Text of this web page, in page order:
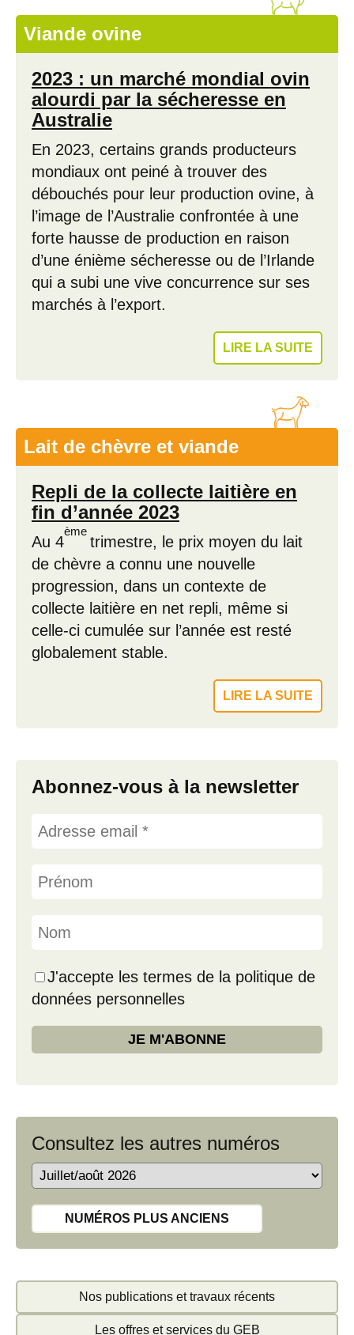
Viande ovine
2023 : un marché mondial ovin
alourdi par la sécheresse en
Australie
En 2023, certains grands producteurs
mondiaux ont peiné à trouver des
débouchés pour leur production ovine, à
l’image de l’Australie confrontée à une
forte hausse de production en raison
d’une énième sécheresse ou de l’Irlande
qui a subi une vive concurrence sur ses
marchés à l’export.
LIRE LA SUITE
Lait de chèvre et viande
Repli de la collecte laitière en
fin d’année 2023
Au 4
ème
trimestre, le prix moyen du lait
de chèvre a connu une nouvelle
progression, dans un contexte de
collecte laitière en net repli, même si
celle-ci cumulée sur l’année est resté
globalement stable.
LIRE LA SUITE
Abonnez-vous à la newsletter
J'accepte les termes de la politique de
données personnelles
Consultez les autres numéros
NUMÉROS PLUS ANCIENS
Nos publications et travaux récents
Les offres et services du GEB